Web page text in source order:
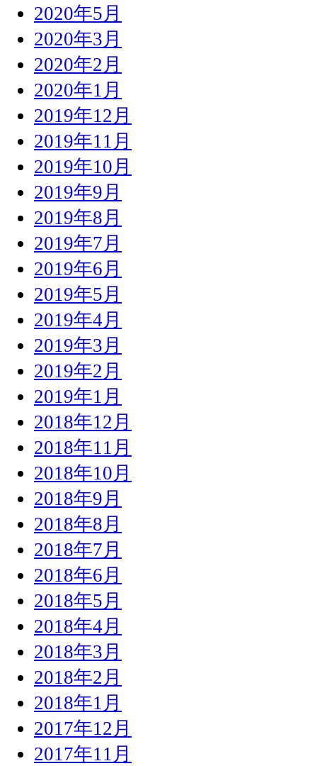
2020年5月
2020年3月
2020年2月
2020年1月
2019年12月
2019年11月
2019年10月
2019年9月
2019年8月
2019年7月
2019年6月
2019年5月
2019年4月
2019年3月
2019年2月
2019年1月
2018年12月
2018年11月
2018年10月
2018年9月
2018年8月
2018年7月
2018年6月
2018年5月
2018年4月
2018年3月
2018年2月
2018年1月
2017年12月
2017年11月